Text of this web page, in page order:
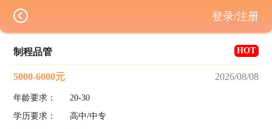
制程品管 HOT
5000-6000元 2026/08/08
年龄要求：
20-30
学历要求：
高中/中专
登录/注册